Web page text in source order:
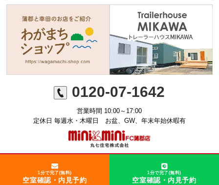
0120-07-1642
営業時間 10:00～17:00
定休日 毎週水・木曜日 お盆、GW、年末年始休暇有
1分で完了(無料)
空室確認・内見予約
1分で完了(無料)
空室確認・内見予約